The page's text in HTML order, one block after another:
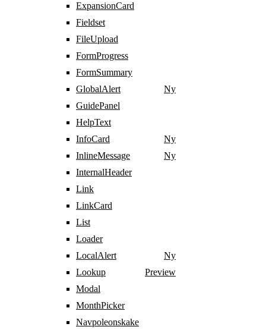
ExpansionCard
Fieldset
FileUpload
FormProgress
FormSummary
GlobalAlert
Ny
GuidePanel
HelpText
InfoCard
Ny
InlineMessage
Ny
InternalHeader
Link
LinkCard
List
Loader
LocalAlert
Ny
Lookup
Preview
Modal
MonthPicker
Navpoleonskake